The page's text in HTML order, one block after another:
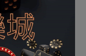
事情。 《清華藝術
網-豫都網供應，轉
，感謝互